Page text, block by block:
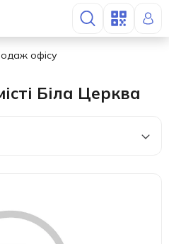
офісу
Біла Церква